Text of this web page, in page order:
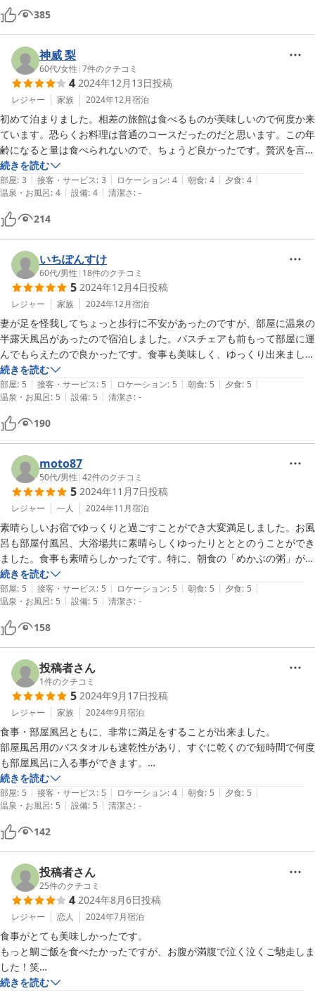
新鮮な旬の魚介、牛肉・豚肉、相差(伊勢)の美食が楽しめました。
朝のめかぶ雑炊、お出汁の効いたとろみと絶妙な粒感の米が優しく美味
しく胃に入りました。
大浴場も部屋の温泉半露天風呂もゆっくりと存分に楽しめました。
社宮司温泉は体に優しい泉質でした。
大浴場と部屋、両方にアメニティがしっかり完備されており、部屋には
肌触りの良いガーゼタオル一式が置かれていました。
心配りの良さが伝わる素敵な宿。
年末、夫婦で癒された良い美食温泉旅になりました。
目の前の石神さんと米粉たい焼きも魅力です。
385
神威 梨
60代/女性 |7件のクチコミ
4 2024年12月13日投稿
レジャー 家族 2024年12月宿泊
初めて泊まりました。相差の旅館は食べるものが美味しいので何度か来
ています。恐らくお料理は普通のコースだったのだと思います。この年
齢になると量は食べられないので、ちょうど良かったです。贅沢を言え
ば、生ガキを食べたかったです。
急に予約したにもかかわらず宿泊出来て良かったです。私の体の都合
で、いつも露天風呂付客室を予約するのですが温泉らしい温泉で良かっ
たです。部屋のお風呂しか入っていませんが少し狭いです。チェックア
ウトの時に言ったのですが、湯量も浅かったです。どうやら調節できる
みたいですが、そういう事も分からないので言っておいてくれれば尚良
かったのにと思います。
お部屋の椅子は一人用ではなく、ソファの方が良かったです。
出来れば畳の部分ですが、これも段差がない方が好みです。堀こたつ系
なら尚良し。
総合的には、リピありの旅館です。
前の無人販売嬉しいです。
続きを読む
部屋: 3 | 接客・サービス: 3 | ロケーション: 4 | 朝食: 4 | 夕食: 4 |
温泉・お風呂: 4 | 設備: 4 | 清潔さ: -
214
いちぽんすけ
60代/男性 | 18件のクチコミ
5 2024年12月4日投稿
レジャー 家族 2024年12月宿泊
妻が足を怪我してちょっと歩行に不安があったのですが、部屋に温泉の
半露天風呂があったので宿泊しました。バスチェアも前もって部屋に運
んでもらえたので良かったです。食事も美味しく、ゆっくり出来まし
た。
送迎もしてもらえて、ありがとうございました。
続きを読む
部屋: 5 | 接客・サービス: 5 | ロケーション: 5 | 朝食: 5 | 夕食: 5 |
温泉・お風呂: 5 | 設備: 5 | 清潔さ: -
190
moto87
50代/男性 |42件のクチコミ
5 2024年11月7日投稿
レジャー 一人 2024年11月宿泊
素晴らしいお宿でゆっくりと過ごすことができ大変満足しました。お風
呂も部屋付風呂、大浴場共に素晴らしくゆったりとととのうことができ
ました。食事も素晴らしかったです。特に、朝食の「めかぶの粥」が前
日飲みすぎた体に染みわたりました。スタッフ皆さんのきめ細かい対応
も素晴らしかったです。伊勢神宮には年一度、お参りにいきますので是
非、再訪したいと思います。チェックアウト時に頂いた水産お土産さん
の割引券も活用させて頂きました。
続きを読む
部屋: 5 | 接客・サービス: 5 | ロケーション: 5 | 朝食: 5 | 夕食: 5 |
温泉・お風呂: 5 | 設備: 5 | 清潔さ: -
158
投稿者さん
1件のクチコミ
5 2024年9月17日投稿
レジャー 家族 2024年9月宿泊
食事・部屋風呂ともに、非常に満足をすることが出来ました。
部屋風呂用のバスタオルも速乾性があり、すぐに乾くので短時間で何度
も部屋風呂に入る事ができます。
立地ですが、ナビを使うと公道しか案内されませんので、かなり狭い道
を進むことになります。
県道沿いに看板があり、スムーズに宿まで行ける私道があるので、私道
を使われた方が楽です。
続きを読む
部屋: 5 | 接客・サービス: 5 | ロケーション: 4 | 朝食: 5 | 夕食: 5 |
温泉・お風呂: 5 | 設備: 5 | 清潔さ: -
142
投稿者さん
25件のクチコミ
4 2024年8月6日投稿
レジャー 恋人 2024年7月宿泊
食事がとても美味しかったです。
もっと鯛ご飯を食べたかったですが、お腹が満腹で泣く泣くご馳走しま
した！笑
続きを読む